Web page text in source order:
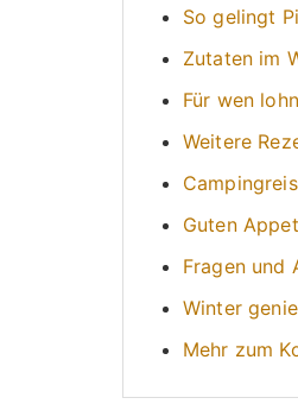
So gelingt
Zutaten im
Für wen
Weitere
Guten
Fragen und
Winter
Mehr zum